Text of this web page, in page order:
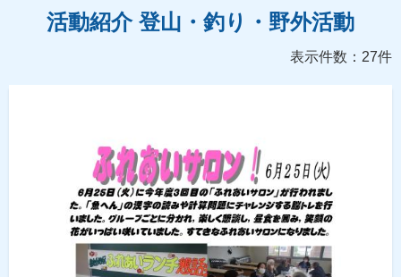
活動紹介 登山・釣り・野外活動
表示件数：27件